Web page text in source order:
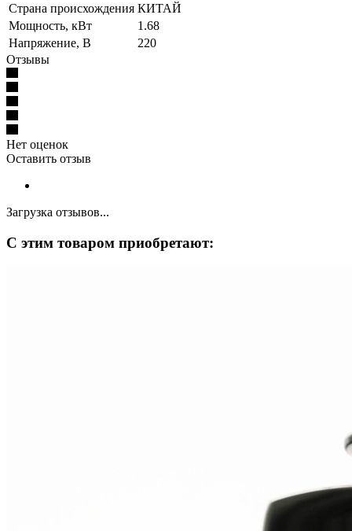
Страна происхождения КИТАЙ
Мощность, кВт
1.68
Напряжение, В
220
Отзывы
Нет оценок
Оставить отзыв
Загрузка отзывов...
С этим товаром приобретают: